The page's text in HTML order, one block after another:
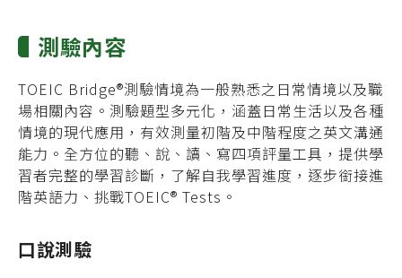
測驗內容
TOEIC Bridge®測驗情境為一般熟悉之日常情境以及職
場相關內容。測驗題型多元化，涵蓋日常生活以及各種
情境的現代應用，有效測量初階及中階程度之英文溝通
能力。 全方位的聽、說、讀、寫四項評量工具，提供學
習者完整的學習診斷，了解自我學習進度，逐步銜接進
階英語力、挑戰TOEIC® Tests。
口說測驗